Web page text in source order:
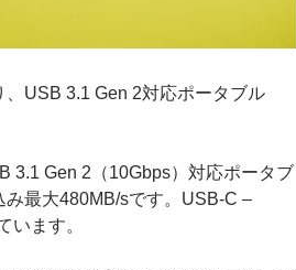
USB 3.1 Gen 2対応ポータブル
3.1 Gen 2（10Gbps）対応ポータブ
最大480MB/sです。USB-C –
います。